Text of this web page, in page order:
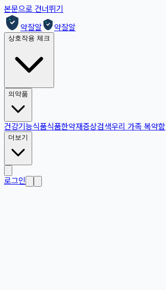
본문으로 건너뛰기
약잘알
약잘알
상호작용 체크
의약품
건강기능식품식품한약재증상검색우리 가족 복약함
더보기
로그인